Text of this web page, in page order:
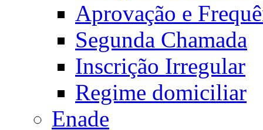
Aprovação e
Segunda Chamada
Inscrição Irregular
Regime domiciliar
Enade